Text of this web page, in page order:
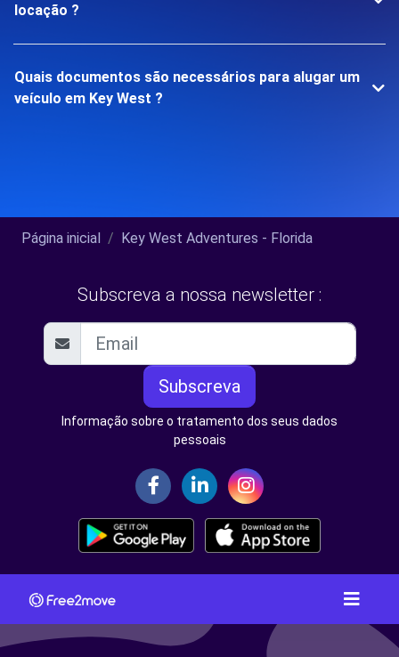
locação ?
Quais documentos são necessários para alugar um
veículo em Key West ?
Página inicial Key West Adventures - Florida
Subscreva a nossa newsletter :
Subscreva
Informação sobre o tratamento dos seus dados
pessoais